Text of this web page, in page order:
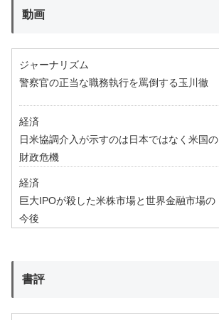
動画
ジャーナリズム
警察官の正当な職務執行を罵倒する玉川徹
経済
日米協調介入が示すのは日本ではなく米国の
財政危機
経済
巨大IPOが殺した米株市場と世界金融市場の
今後
書評